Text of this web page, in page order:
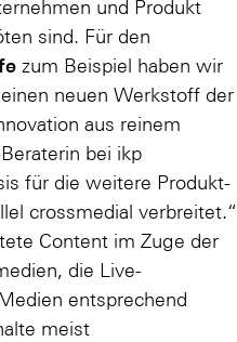
und Produkt
sind. Für den
zum Beispiel haben wir
neuen Werkstoff der
aus reinem
bei ikp
für die weitere Produkt-
crossmedial verbreitet.“
Content im Zuge der
die Live-
entsprechend
meist